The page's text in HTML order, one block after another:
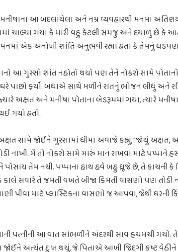
આ બદલાયેલા અને નમ્ર વ્યવહારથી મનમાં
ચાલ્યા ગયા કે મારી વહુ કેટલી સમજુ અને દયાળુ છે કે
એક અનોખી શાંતિ અનુભવી રહ્યા હતા કે તેમનું ઘડપણ
આ ગુસ્સો શાંત નહોતો થયો પણ તેને નોકરો સામે
પાછો ફર્યો. બધાએ સાથે મળીને રાતનું ભોજન લીધું અને
અક્ષત અને મનીષા પોતાના બેડરૂમમાં ગયા, ત્યારે
ગયો હતો.
સામે જોઈને ગુસ્સામાં ધીમા અવાજે કહ્યું, "જોયું અક્ષત,
નાખી. મેં તો નોકરો સામે મારું માન રાખવા માટે
તેમ નથી. પપ્પાના હાથ હવે બહુ ધ્રૂજે છે, તે કાચની કે
કાલે સવારે તે જમતી વખતે બીજા કિંમતી વાસણો પણ
પીવા માટે પ્લાસ્ટિકના વાસણો જ આપવા, જેથી
પત્નીની આ વાત સાંભળીને અંદરથી સાવ હચમચી ગયો.
જોઈને અત્યંત દુઃખ થયું, જે પિતાએ આખી જિંદગી કષ્ટ